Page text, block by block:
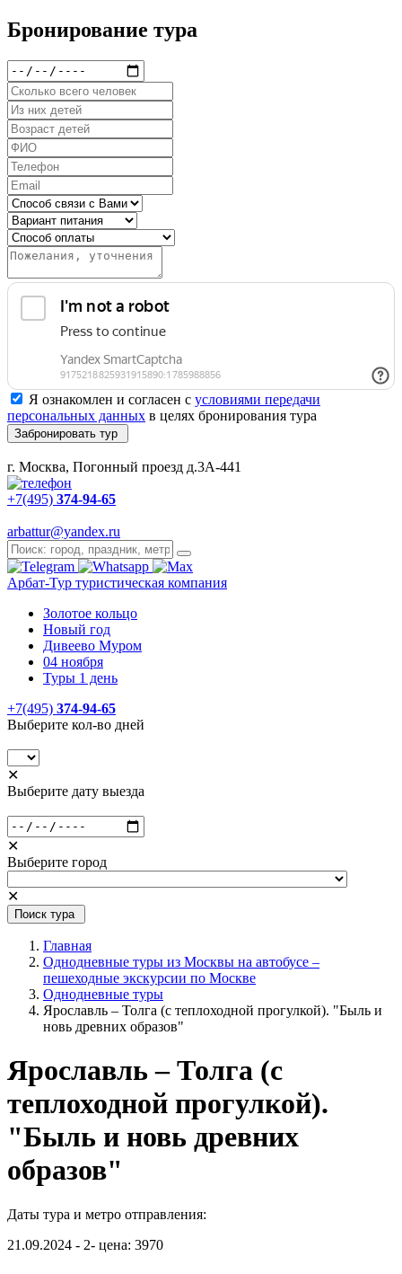
Бронирование тура
Я ознакомлен и согласен с условиями передачи
персональных данных в целях бронирования тура
Забронировать тур
г. Москва, Погонный проезд д.3А-441
+7(495) 374-94-65
arbattur@yandex.ru
Арбат-Тур туристическая компания
Золотое кольцо
Новый год
Дивеево Муром
04 ноября
Туры 1 день
+7(495) 374-94-65
Выберите кол-во дней
✕
Выберите дату выезда
✕
Выберите город
✕
Поиск тура
Главная
Однодневные туры из Москвы на автобусе –
пешеходные экскурсии по Москве
Однодневные туры
Ярославль – Толга (с теплоходной прогулкой). "Быль и
новь древних образов"
Ярославль – Толга (с
теплоходной прогулкой).
"Быль и новь древних
образов"
Даты тура и метро отправления:
21.09.2024 - 2- цена: 3970